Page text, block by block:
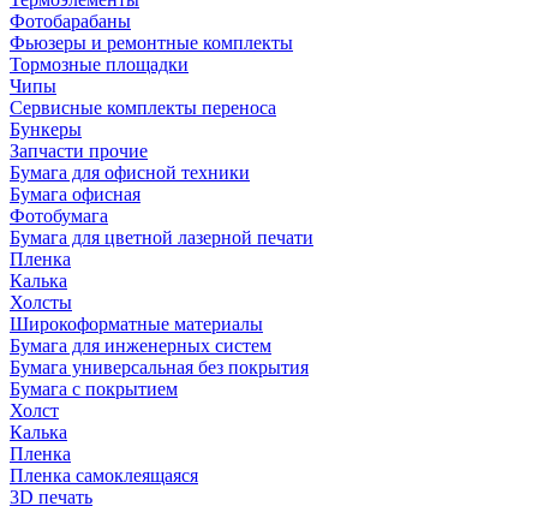
Фотобарабаны
Фьюзеры и ремонтные комплекты
Тормозные площадки
Чипы
Сервисные комплекты переноса
Бункеры
Запчасти прочие
Бумага для офисной техники
Бумага офисная
Фотобумага
Бумага для цветной лазерной печати
Пленка
Калька
Холсты
Широкоформатные материалы
Бумага для инженерных систем
Бумага универсальная без покрытия
Бумага с покрытием
Холст
Калька
Пленка
Пленка самоклеящаяся
3D печать